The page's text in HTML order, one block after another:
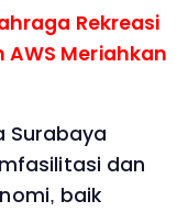
Rekreasi
Meriahkan
Surabaya
dan
baik